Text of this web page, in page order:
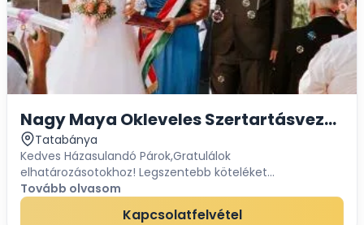
Nagy Maya Okleveles Szertartásvezető
Tatabánya
Kedves Házasulandó Párok,Gratulálok
elhatározásotokhoz! Legszentebb köteléket
választottátok, mely két embert összeköt: a házasságot!
S most itt álltok, a Nagy Nap előtt. Szeretnétek, ha a Ti
Tovább olvasom
Kapcsolatfelvétel